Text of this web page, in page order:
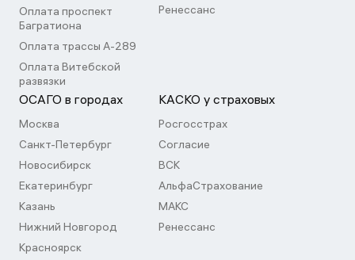
Оплата проспект
Багратиона
Оплата трассы А-289
Оплата Витебской
развязки
Ренессанс
ОСАГО в городах
Москва
Санкт-Петербург
Новосибирск
Екатеринбург
Казань
Нижний Новгород
Красноярск
КАСКО у страховых
Росгосстрах
Согласие
ВСК
АльфаСтрахование
МАКС
Ренессанс